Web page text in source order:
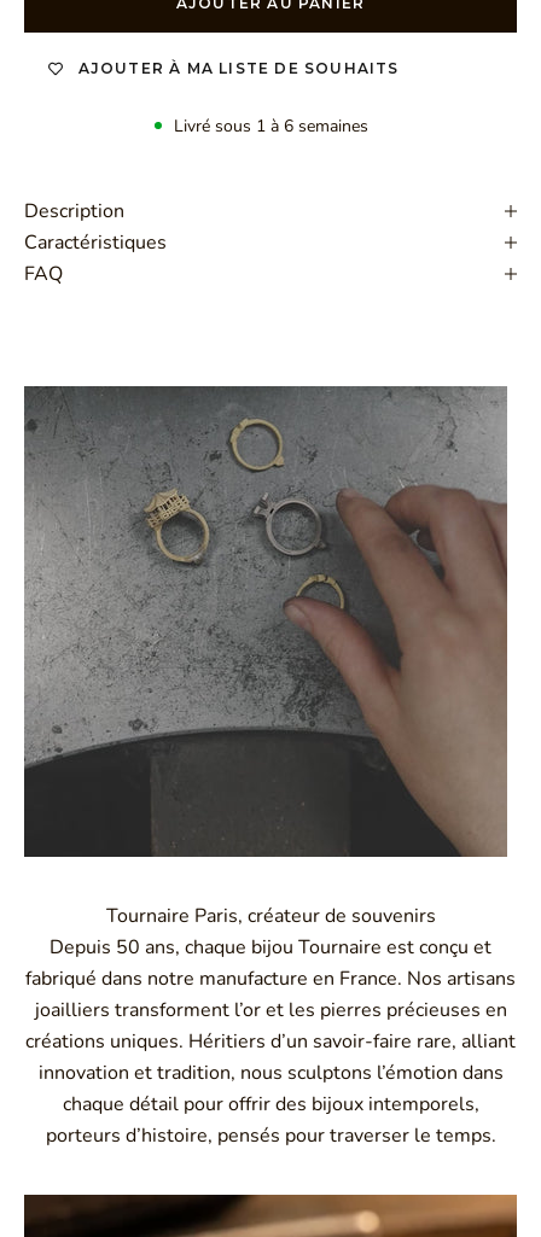
AJOUTER À MA LISTE DE SOUHAITS
Livré sous 1 à 6 semaines
Description
Caractéristiques
FAQ
Tournaire Paris, créateur de souvenirs
Depuis 50 ans, chaque bijou Tournaire est conçu et
fabriqué dans notre manufacture en France. Nos artisans
joailliers transforment l’or et les pierres précieuses en
créations uniques. Héritiers d’un savoir-faire rare, alliant
innovation et tradition, nous sculptons l’émotion dans
chaque détail pour offrir des bijoux intemporels,
porteurs d’histoire, pensés pour traverser le temps.